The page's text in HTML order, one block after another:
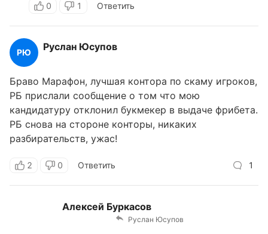
0 1 Ответить
РЮ Руслан Юсупов
Браво Марафон, лучшая контора по скаму игроков,
РБ прислали сообщение о том что мою
кандидатуру отклонил букмекер в выдаче фрибета.
РБ снова на стороне конторы, никаких
разбирательств, ужас!
2 0 Ответить 1
Алексей Буркасов
Руслан Юсупов